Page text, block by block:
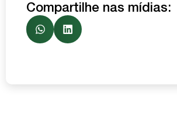
Compartilhe nas mídias: